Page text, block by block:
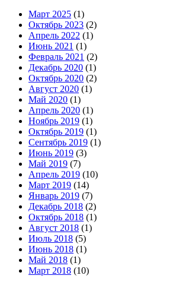
Март 2025 (1)
Октябрь 2023 (2)
Апрель 2022 (1)
Июнь 2021 (1)
Февраль 2021 (2)
Декабрь 2020 (1)
Октябрь 2020 (2)
Август 2020 (1)
Май 2020 (1)
Апрель 2020 (1)
Ноябрь 2019 (1)
Октябрь 2019 (1)
Сентябрь 2019 (1)
Июнь 2019 (3)
Май 2019 (7)
Апрель 2019 (10)
Март 2019 (14)
Январь 2019 (7)
Декабрь 2018 (2)
Октябрь 2018 (1)
Август 2018 (1)
Июль 2018 (5)
Июнь 2018 (1)
Май 2018 (1)
Март 2018 (10)